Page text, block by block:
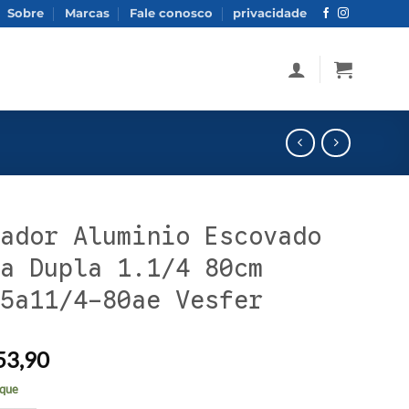
Sobre Marcas Fale conosco privacidade
Aluminio Escovado
Dupla 1.1/4 80cm
4-80ae Vesfer